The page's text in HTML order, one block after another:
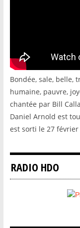
Bondée, sale, belle,
humaine, pauvre,
chantée par Bill
Daniel Arnold est
est sorti le 27 février
RADIO HDO